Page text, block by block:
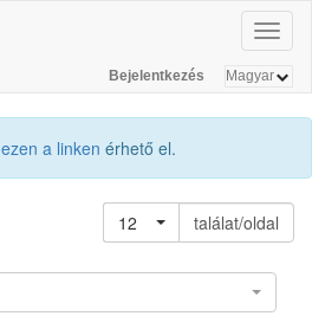
Bejelentkezés
ezen a linken érhető el.
12
találat/oldal